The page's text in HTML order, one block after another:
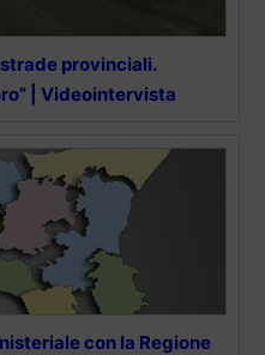
provinciali.
| Videointervista
con la Regione